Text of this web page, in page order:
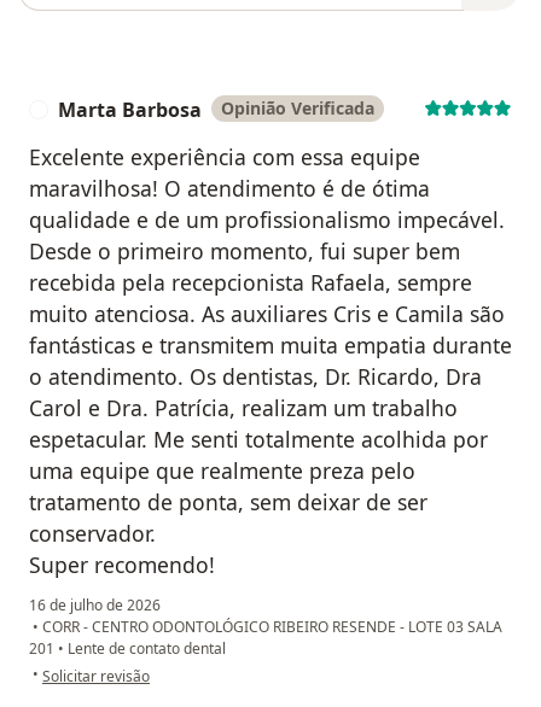
Marta Barbosa Opinião Verificada
Excelente experiência com essa equipe
maravilhosa! O atendimento é de ótima
qualidade e de um profissionalismo impecável.
Desde o primeiro momento, fui super bem
recebida pela recepcionista Rafaela, sempre
muito atenciosa. As auxiliares Cris e Camila são
fantásticas e transmitem muita empatia durante
o atendimento. Os dentistas, Dr. Ricardo, Dra
Carol e Dra. Patrícia, realizam um trabalho
espetacular. Me senti totalmente acolhida por
uma equipe que realmente preza pelo
tratamento de ponta, sem deixar de ser
conservador.
Super recomendo!
16 de julho de 2026
• CORR - CENTRO ODONTOLÓGICO RIBEIRO RESENDE - LOTE 03 SALA
201 • Lente de contato dental
• na opinião do utilizador Marta Barbosa
Solicitar revisão